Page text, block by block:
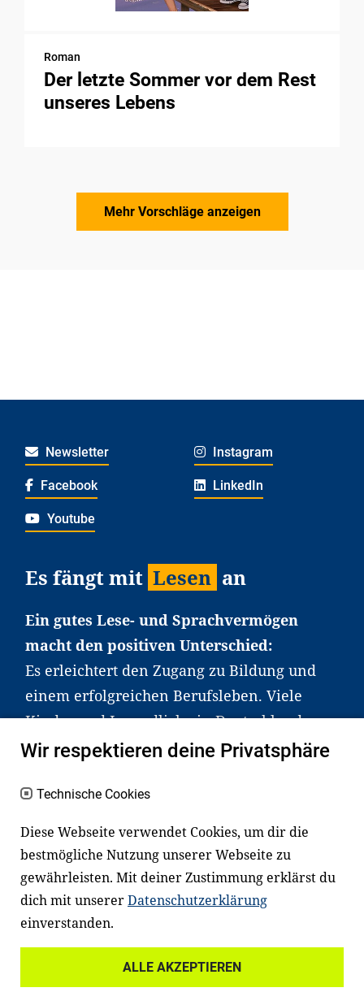
Roman
Der letzte Sommer vor dem Rest
unseres Lebens
Mehr Vorschläge anzeigen
Newsletter Instagram
Facebook LinkedIn
Youtube
Es fängt mit Lesen an
Ein gutes Lese- und Sprachvermögen
macht den positiven Unterschied:
Es erleichtert den Zugang zu Bildung und
einem erfolgreichen Berufsleben. Viele
Kinder und Jugendliche in Deutschland
haben aber große Schwierigkeiten dabei.
an Familien sowie an Erzieher*innen,
Lehrer*innen und andere
Fachexpert*innen. Dafür arbeiten wir eng
mit Ministerien, wissenschaftlichen
Einrichtungen, Verbänden, Unternehmen
und anderen Stiftungen zusammen.
Wir respektieren deine Privatsphäre
Technische Cookies
Diese Webseite verwendet Cookies, um dir die
bestmögliche Nutzung unserer Webseite zu
gewährleisten. Mit deiner Zustimmung erklärst du
dich mit unsererDatenschutzerklärung
einverstanden.
ALLE AKZEPTIEREN